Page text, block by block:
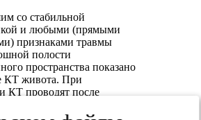
со стабильной
и любыми (прямыми
признаками травмы
полости
пространства показано
КТ живота. При
КТ проводят после
тракта,